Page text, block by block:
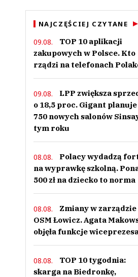
NAJCZĘŚCIEJ CZYTANE
09.08.
TOP 10 aplikacji
zakupowych w Polsce. Kto
rządzi na telefonach
09.08.
LPP zwiększa
o 18,5 proc. Gigant planuje
750 nowych salonów
tym roku
08.08.
Polacy wydadzą
na wyprawkę szkolną.
500 zł na dziecko to norma
08.08.
Zmiany w zarządzie
OSM Łowicz. Agata
objęła funkcje
08.08.
TOP 10 tygodnia:
skarga na Biedronkę,